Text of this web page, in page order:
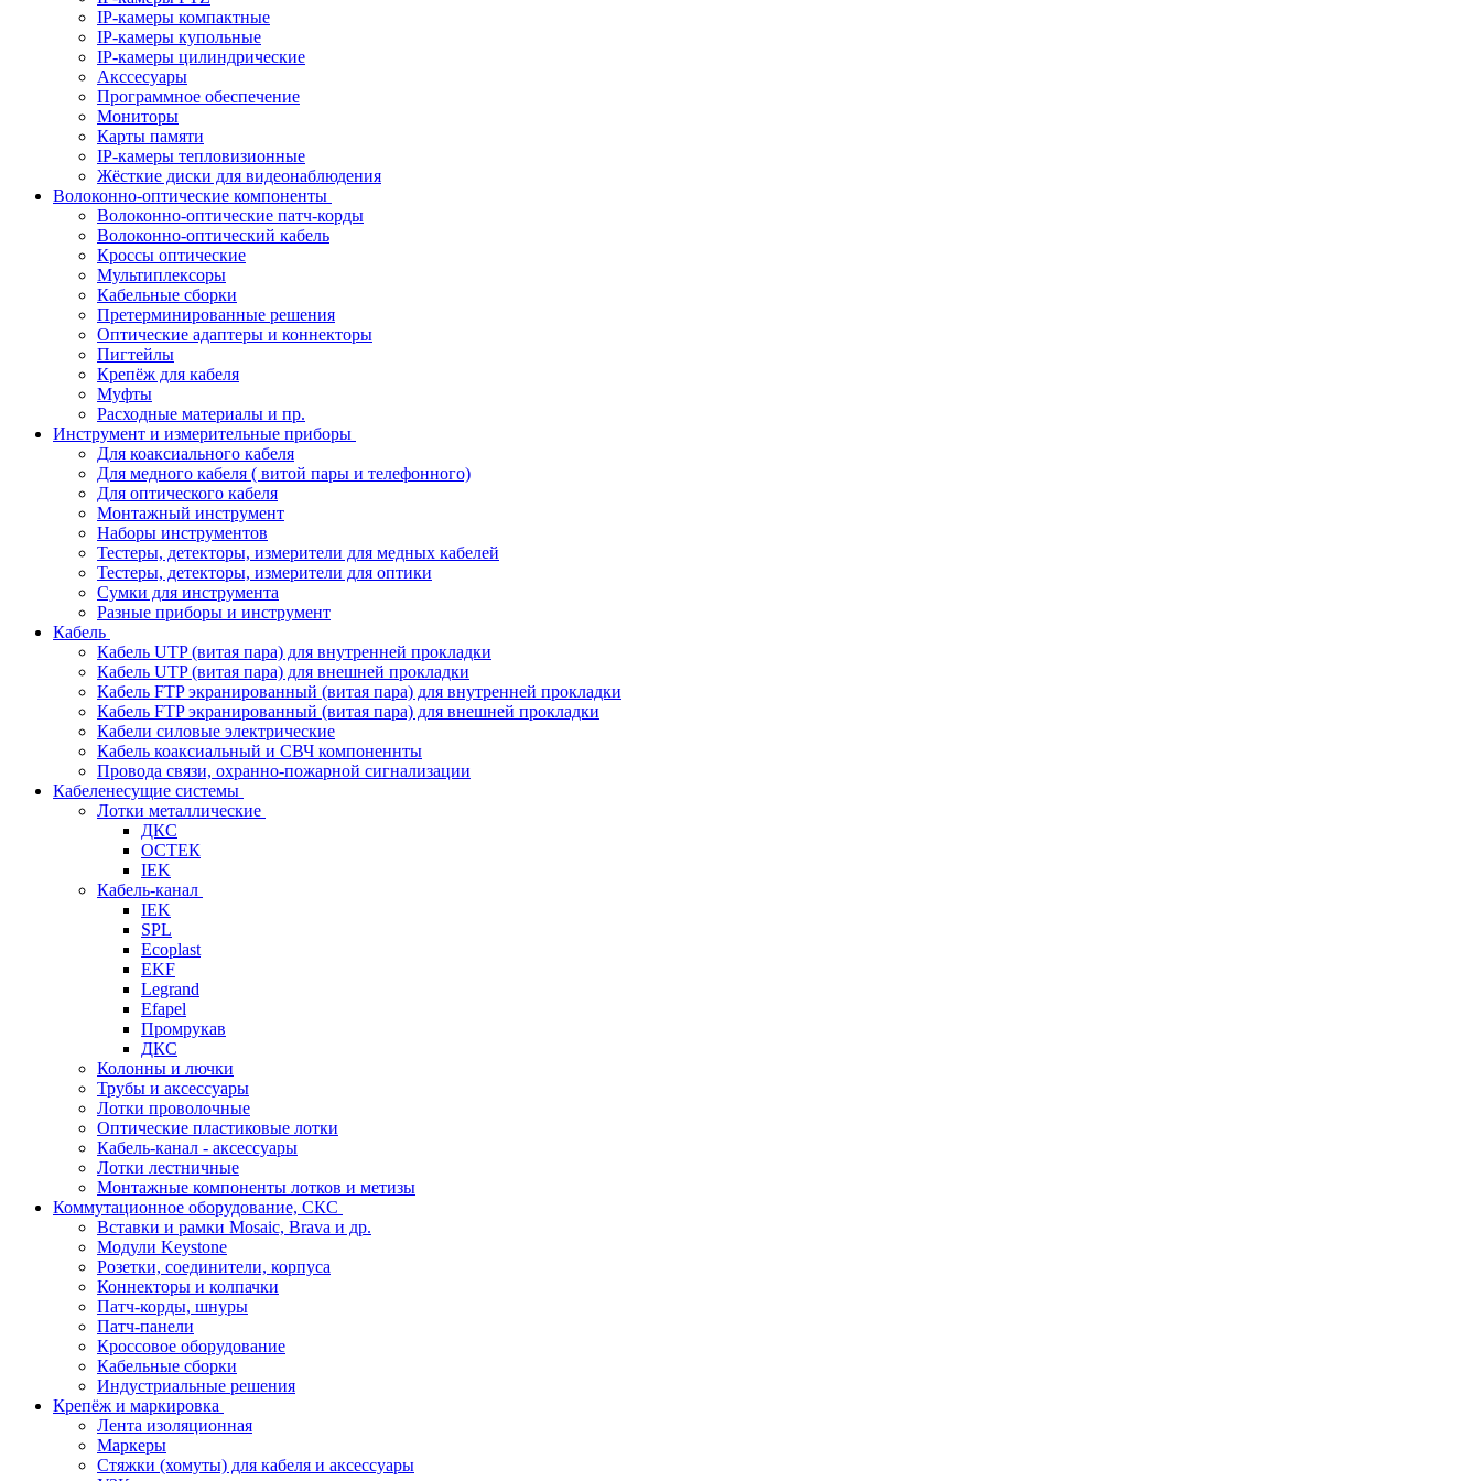
IP-камеры компактные
IP-камеры купольные
IP-камеры цилиндрические
Акссесуары
Программное обеспечение
Мониторы
Карты памяти
IP-камеры тепловизионные
Жёсткие диски для видеонаблюдения
Волоконно-оптические компоненты
Волоконно-оптические патч-корды
Волоконно-оптический кабель
Кроссы оптические
Мультиплексоры
Кабельные сборки
Претерминированные решения
Оптические адаптеры и коннекторы
Пигтейлы
Крепёж для кабеля
Муфты
Расходные материалы и пр.
Инструмент и измерительные приборы
Для коаксиального кабеля
Для медного кабеля ( витой пары и телефонного)
Для оптического кабеля
Монтажный инструмент
Наборы инструментов
Тестеры, детекторы, измерители для медных кабелей
Тестеры, детекторы, измерители для оптики
Сумки для инструмента
Разные приборы и инструмент
Кабель
Кабель UTP (витая пара) для внутренней прокладки
Кабель UTP (витая пара) для внешней прокладки
Кабель FTP экранированный (витая пара) для внутренней прокладки
Кабель FTP экранированный (витая пара) для внешней прокладки
Кабели силовые электрические
Кабель коаксиальный и СВЧ компоненнты
Провода связи, охранно-пожарной сигнализации
Кабеленесущие системы
Лотки металлические
ДКС
ОСТЕК
IEK
Кабель-канал
IEK
SPL
Ecoplast
EKF
Legrand
Efapel
Промрукав
ДКС
Колонны и лючки
Трубы и аксессуары
Лотки проволочные
Оптические пластиковые лотки
Кабель-канал - аксессуары
Лотки лестничные
Монтажные компоненты лотков и метизы
Коммутационное оборудование, СКС
Вставки и рамки Mosaic, Brava и др.
Модули Keystone
Розетки, соединители, корпуса
Коннекторы и колпачки
Патч-корды, шнуры
Патч-панели
Кроссовое оборудование
Кабельные сборки
Индустриальные решения
Крепёж и маркировка
Лента изоляционная
Маркеры
Стяжки (хомуты) для кабеля и аксессуары